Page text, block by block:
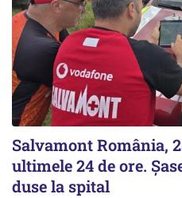
Salvamont România,
ultimele 24 de ore.
duse la spital